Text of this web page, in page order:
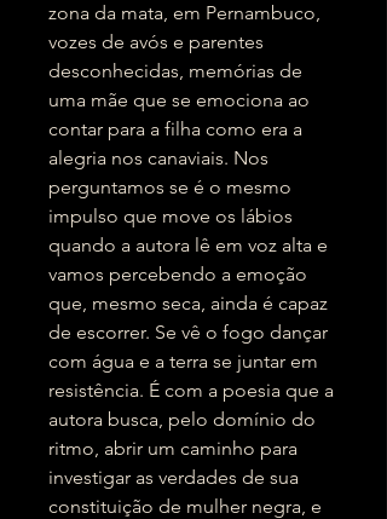
zona da mata, em Pernambuco,
vozes de avós e parentes
desconhecidas, memórias de
uma mãe que se emociona ao
contar para a filha como era a
alegria nos canaviais. Nos
perguntamos se é o mesmo
impulso que move os lábios
quando a autora lê em voz alta e
vamos percebendo a emoção
que, mesmo seca, ainda é capaz
de escorrer. Se vê o fogo dançar
com água e a terra se juntar em
resistência. É com a poesia que a
autora busca, pelo domínio do
ritmo, abrir um caminho para
investigar as verdades de sua
constituição de mulher negra, e